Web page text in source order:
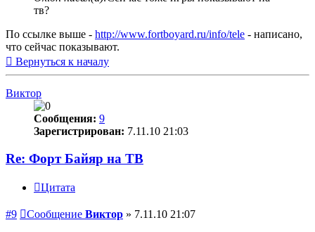
тв?
По ссылке выше - http://www.fortboyard.ru/info/tele - написано,
что сейчас показывают.
Вернуться к началу
Виктор
Сообщения: 9
Зарегистрирован: 7.11.10 21:03
Re: Форт Байяр на ТВ
Цитата
#9 Сообщение Виктор » 7.11.10 21:07